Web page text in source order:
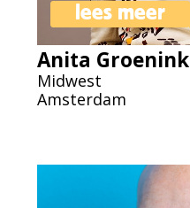
lees meer
Anita Groenink
Midwest
Amsterdam